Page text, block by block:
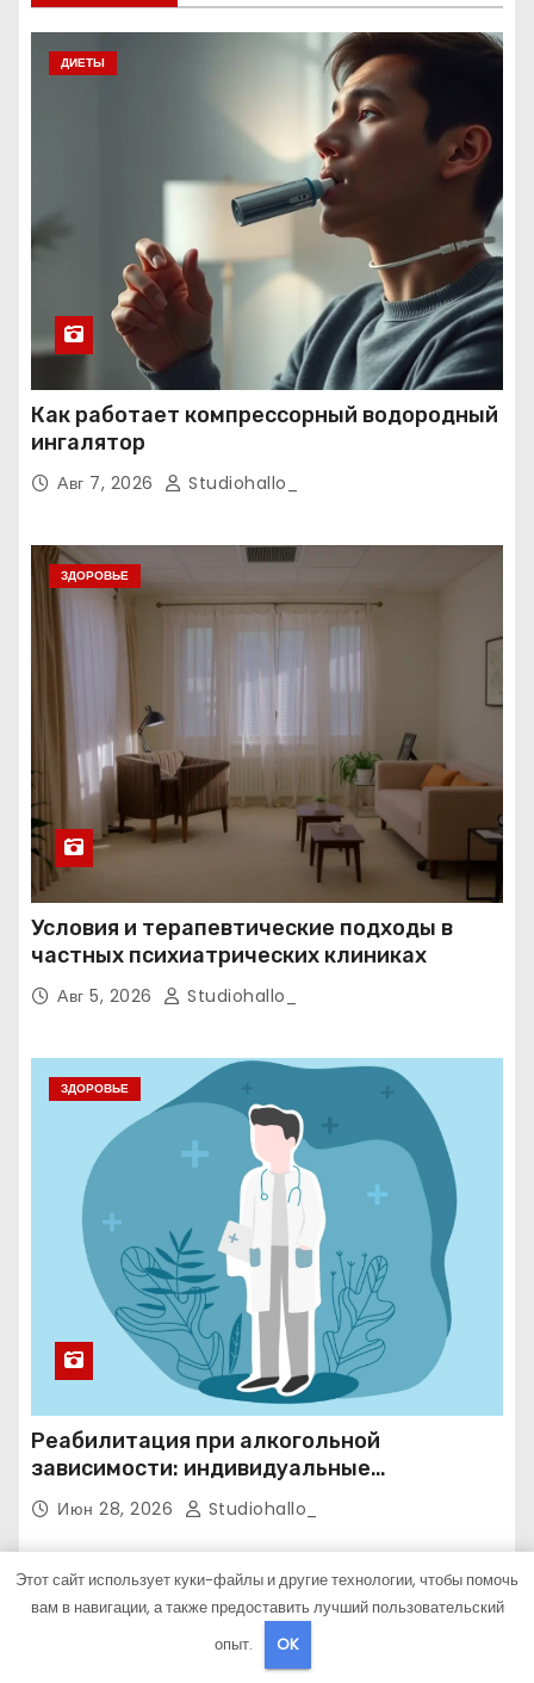
ДИЕТЫ
Как работает компрессорный водородный
ингалятор
Авг 7, 2026 Studiohallo_
ЗДОРОВЬЕ
Условия и терапевтические подходы в
частных психиатрических клиниках
Авг 5, 2026 Studiohallo_
ЗДОРОВЬЕ
Реабилитация при алкогольной
зависимости: индивидуальные
программы, психотерапия и
ресоциализация при анонимном подходе
Июн 28, 2026 Studiohallo_
ДИЕТЫ
Этот сайт использует куки-файлы и другие технологии, чтобы помочь
вам в навигации, а также предоставить лучший пользовательский
опыт.
OK